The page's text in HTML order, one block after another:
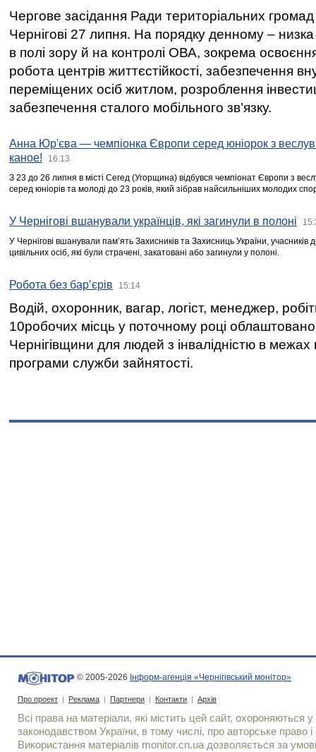
Чергове засідання Ради територіальних громад
Чернігові 27 липня. На порядку денному –
в полі зору й на контролі ОВА, зокрема освоєння
робота центрів життєстійкості, забезпечення
переміщених осіб житлом, розроблення
забезпечення сталого мобільного зв’язку.
Анна Юр'єва — чемпіонка Європи серед юніорок з
каное!
16:13
З 23 до 26 липня в місті Сегед (Угорщина) відбувся чемпіонат Європи з
серед юніорів та молоді до 23 років, який зібрав найсильніших молодих
У Чернігові вшанували українців, які загинули в полоні
У Чернігові вшанували пам’ять Захисників та Захисниць України,
цивільних осіб, які були страчені, закатовані або загинули у полоні.
Робота без бар’єрів 15:14
Водій, охоронник, вагар, логіст, менеджер,
10робочих місць у поточному році
Чернігівщини для людей з інвалідністю в межах
програми служби зайнятості.
© 2005-2026 Інформ-агенція «Чернігівський монітор»
Про проект | Реклама | Партнери | Контакти | Архів
Всі права на матеріали, які містить цей сайт, охороняються у
законодавством України, в тому числі, про авторське право і
Використання матерiалiв monitor.cn.ua дозволяється за